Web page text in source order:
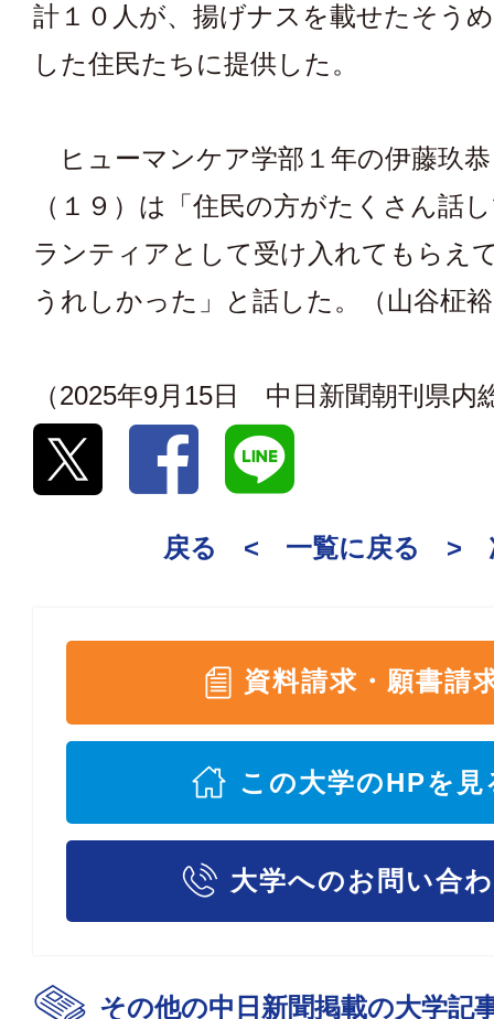
計１０人が、揚げナスを載せたそう
した住民たちに提供した。
ヒューマンケア学部１年の伊藤玖
（１９）は「住民の方がたくさん話
ランティアとして受け入れてもらえ
うれしかった」と話した。（山谷柾
（2025年9月15日 中日新聞朝刊県内
戻る < 一覧に戻る >
資料請求・願書請
この大学のHPを見
大学へのお問い合
その他の中日新聞掲載の大学記